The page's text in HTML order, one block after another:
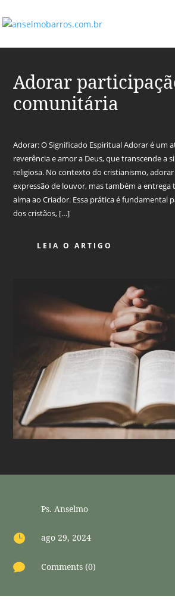
Adorar
comunitária
Adorar: O Significado Espiritual Adorar é um
reverência e amor a Deus, que transcende a
religiosa. No contexto do cristianismo,
expressão de louvor, mas também a entrega
alma ao Criador. Essa prática é fundamental
dos cristãos, […]
LEIA O ARTIGO
Ps. Anselmo
 ago 29, 2024
 Comments (0)